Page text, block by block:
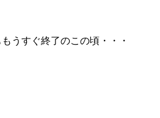
うすぐ終了のこの頃・・・